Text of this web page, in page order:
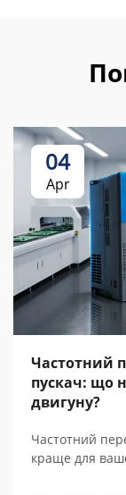
04
Apr
Частотний
пускач: що
двигуну?
Частотний
краще для